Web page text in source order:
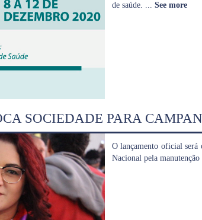
de saúde. ... See more
SOCIEDADE PARA
O lançamento oficial será
Nacional pela